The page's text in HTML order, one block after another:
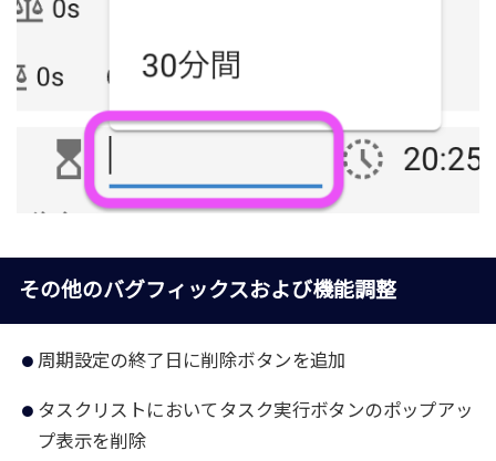
その他のバグフィックスおよび機能調整
周期設定の終了日に削除ボタンを追加
タスクリストにおいてタスク実行ボタンのポップアッ
プ表示を削除